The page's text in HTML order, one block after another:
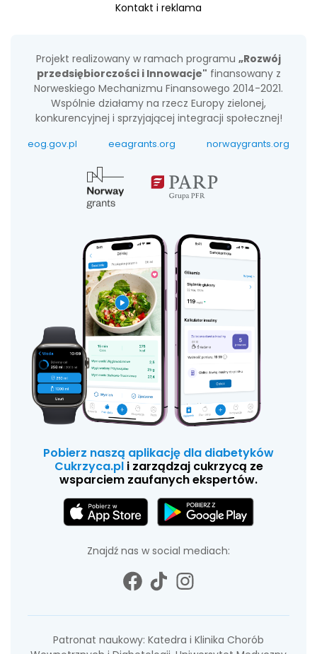
Kontakt i reklama
Projekt realizowany w ramach programu „Rozwój
przedsiębiorczości i Innowacje" finansowany z
Norweskiego Mechanizmu Finansowego 2014-2021.
Wspólnie działamy na rzecz Europy zielonej,
konkurencyjnej i sprzyjającej integracji społecznej!
eog.gov.pl eeagrants.org norwaygrants.org
Pobierz naszą aplikację dla diabetyków
Cukrzyca.pli zarządzaj cukrzycą ze
wsparciem zaufanych ekspertów.
Znajdź nas w social mediach:
Patronat naukowy: Katedra i Klinika Chorób